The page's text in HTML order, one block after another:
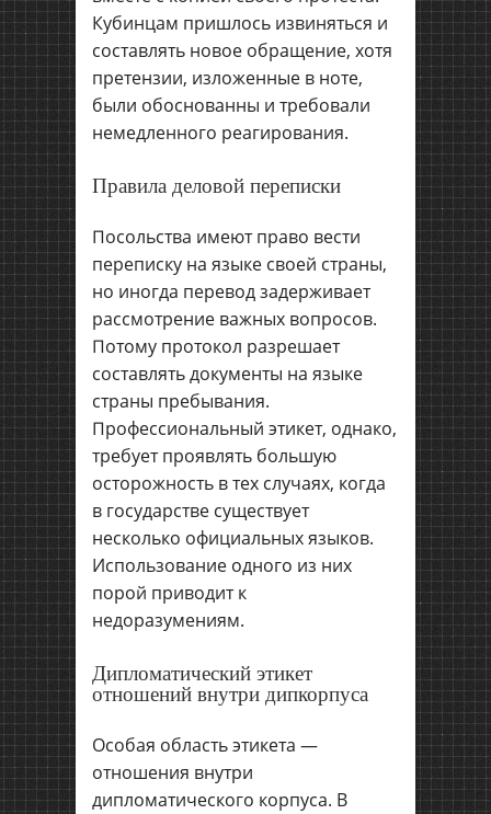
Кубинцам пришлось извиняться и
составлять новое обращение, хотя
претензии, изложенные в ноте,
были обоснованны и требовали
немедленного реагирования.
Правила деловой переписки
Посольства имеют право вести
переписку на языке своей страны,
но иногда перевод задерживает
рассмотрение важных вопросов.
Потому протокол разрешает
составлять документы на языке
страны пребывания.
Профессиональный этикет, однако,
требует проявлять большую
осторожность в тех случаях, когда
в государстве существует
несколько официальных языков.
Использование одного из них
порой приводит к
недоразумениям.
Дипломатический этикет
отношений внутри дипкорпуса
Особая область этикета —
отношения внутри
дипломатического корпуса. В